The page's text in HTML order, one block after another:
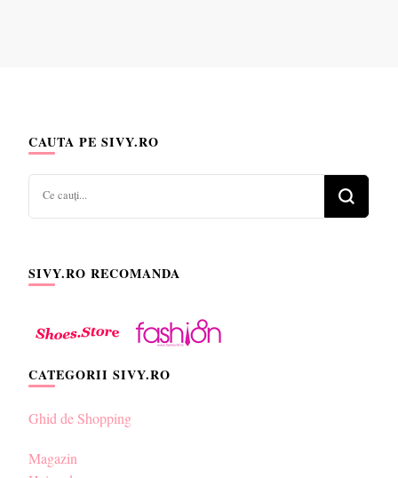
CAUTA PE SIVY.RO
SIVY.RO RECOMANDA
CATEGORII SIVY.RO
Ghid de Shopping
Magazin